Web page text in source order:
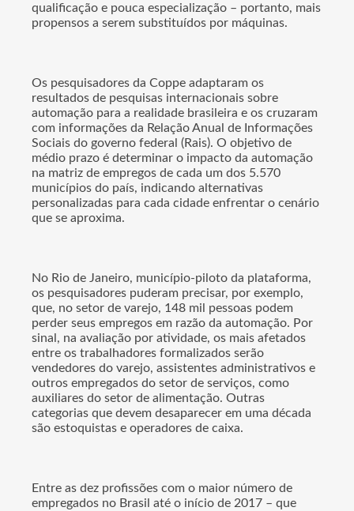
qualificação e pouca especialização – portanto, mais
propensos a serem substituídos por máquinas.
Os pesquisadores da Coppe adaptaram os
resultados de pesquisas internacionais sobre
automação para a realidade brasileira e os cruzaram
com informações da Relação Anual de Informações
Sociais do governo federal (Rais). O objetivo de
médio prazo é determinar o impacto da automação
na matriz de empregos de cada um dos 5.570
municípios do país, indicando alternativas
personalizadas para cada cidade enfrentar o cenário
que se aproxima.
No Rio de Janeiro, município-piloto da plataforma,
os pesquisadores puderam precisar, por exemplo,
que, no setor de varejo, 148 mil pessoas podem
perder seus empregos em razão da automação. Por
sinal, na avaliação por atividade, os mais afetados
entre os trabalhadores formalizados serão
vendedores do varejo, assistentes administrativos e
outros empregados do setor de serviços, como
auxiliares do setor de alimentação. Outras
categorias que devem desaparecer em uma década
são estoquistas e operadores de caixa.
Entre as dez profissões com o maior número de
empregados no Brasil até o início de 2017 – que